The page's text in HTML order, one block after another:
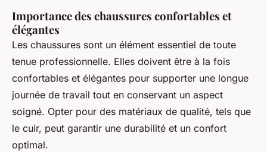
Importance des chaussures confortables et
élégantes
Les chaussures sont un élément essentiel de toute
tenue professionnelle. Elles doivent être à la fois
confortables et élégantes pour supporter une longue
journée de travail tout en conservant un aspect
soigné. Opter pour des matériaux de qualité, tels que
le cuir, peut garantir une durabilité et un confort
optimal.